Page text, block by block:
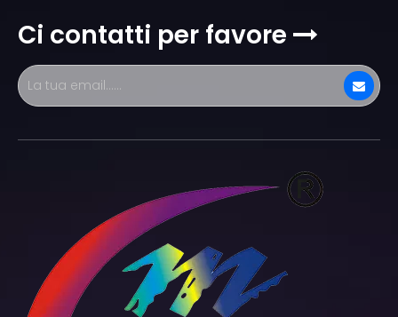
Ci contatti per favore 